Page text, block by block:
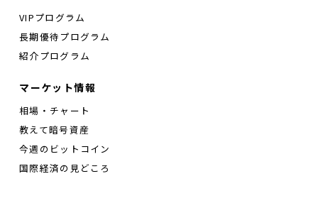
VIPプログラム
長期優待プログラム
紹介プログラム
マーケット情報
相場・チャート
教えて暗号資産
今週のビットコイン
国際経済の見どころ